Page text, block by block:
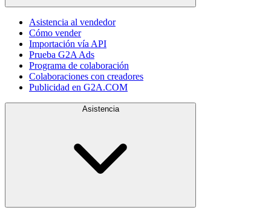
Asistencia al vendedor
Cómo vender
Importación vía API
Prueba G2A Ads
Programa de colaboración
Colaboraciones con creadores
Publicidad en G2A.COM
Asistencia